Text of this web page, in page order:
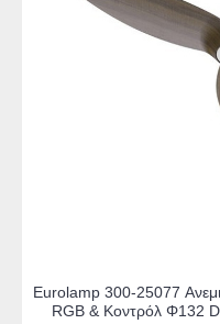
Eurolamp 300-25077
RGB & Κοντρόλ Φ132